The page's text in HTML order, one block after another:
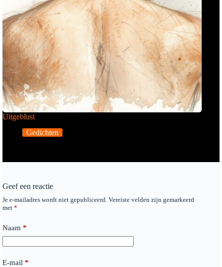
Uitgeblust
Gedichten
Geef een reactie
Je e-mailadres wordt niet gepubliceerd. Vereiste velden zijn gemarkeerd
met *
Naam *
E-mail *